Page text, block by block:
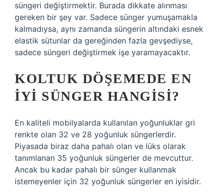
süngeri değiştirmektir. Burada dikkate alınması
gereken bir şey var. Sadece sünger yumuşamakla
kalmadıysa, aynı zamanda süngerin altındaki esnek
elastik sütunlar da gereğinden fazla gevşediyse,
sadece süngeri değiştirmek işe yaramayacaktır.
KOLTUK DÖŞEMEDE EN
IYI SÜNGER HANGISI?
En kaliteli mobilyalarda kullanılan yoğunluklar gri
renkte olan 32 ve 28 yoğunluk süngerlerdir.
Piyasada biraz daha pahalı olan ve lüks olarak
tanımlanan 35 yoğunluk süngerler de mevcuttur.
Ancak bu kadar pahalı bir sünger kullanmak
istemeyenler için 32 yoğunluk süngerler en iyisidir.